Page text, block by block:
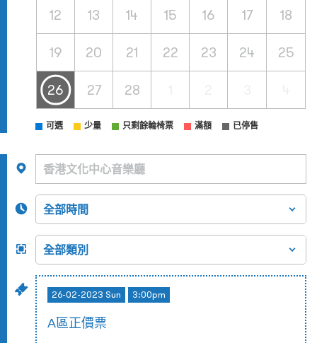
12 13 14 15 16 17 18
19 20 21 22 23 24 25
26 27 28
可選 少量 只剩餘輪椅票 滿額 已停售
26-02-2023 Sun 3:00pm
A區正價票